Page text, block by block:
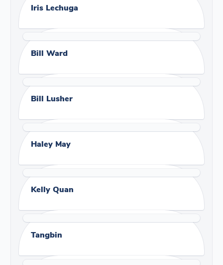
Iris Lechuga
Bill Ward
Bill Lusher
Haley May
Kelly Quan
Tangbin